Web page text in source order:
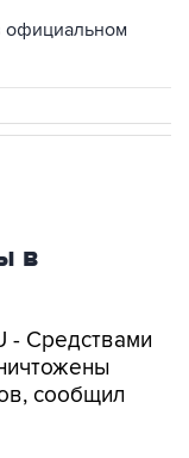
официальном
в
- Средствами
сообщил